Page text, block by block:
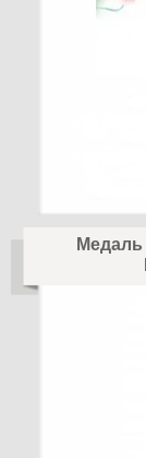
Медаль